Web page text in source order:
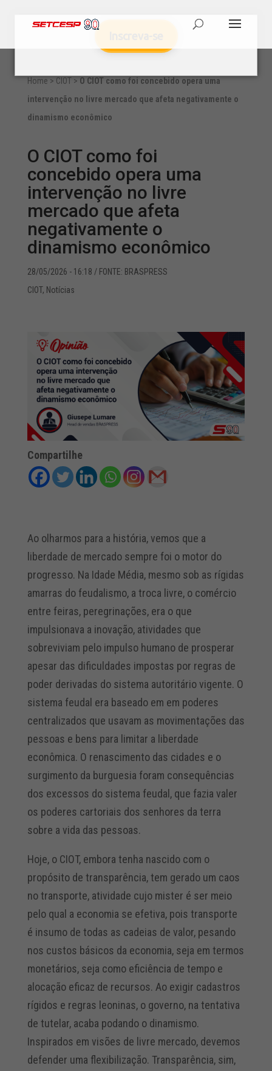
Home > CIOT> O CIOT como foi concebido opera uma
intervenção no livre mercado que afeta negativamente o
dinamismo econômico
O CIOT como foi
concebido opera uma
intervenção no livre
mercado que afeta
negativamente o
dinamismo econômico
28/05/2026 - 16:18 / FONTE: BRASPRESS
CIOT, Notícias
Compartilhe
Ao olharmos para a história, vemos que a
liberdade de mercado sempre foi o motor do
progresso. Na Idade Média, mesmo sob as rígidas
amarras do feudalismo, a troca livre, o comércio
entre feiras, peregrinações, era o que
impulsionava a inovação, atividades que
sobreviviam pelo impulso humano de prosperar
apesar das dificuldades impostas por regras de
poder derivadas do sistema autoritário vigente. O
sistema feudal era baseado em em poderes
centralizados que usavam as movimentações das
pessoas e bens para limitar a liberdade
econômica. O renascimento das cidades e o
surgimento da burguesia foram consequências
dos excessos do sistema feudal, que fazia valer
os poderes cartoriais dos senhores da terra
sobre a vida das pessoas.
Hoje, o CIOT, embora tenha nascido com o
propósito de transparência, tem gerado um caos
no transporte, atividade cujo mister é ser meio
pelo qual a economia se efetiva, pois transporte
é insumo de todas as cadeias de valor, pesando
nos custos básicos da economia, seja em termos
monetários, seja como eficiência de tempo e
alocação eficaz de recursos. Ao exigir cadastros
rígidos e regras leoninas, o governo, na tentativa
de tutelar, acaba podando o dinamismo.
Inspirados em visões de livre mercado, devemos
defender uma flexibilização. Transparência, sim,